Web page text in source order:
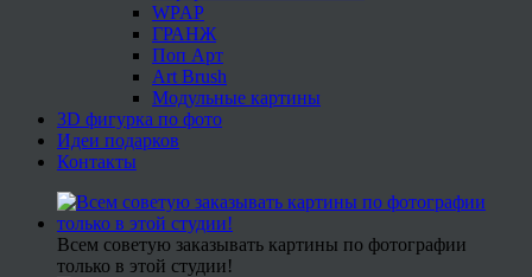
WPAP
ГРАНЖ
Поп Арт
Art Brush
Модульные картины
3D фигурка по фото
Идеи подарков
Контакты
Всем советую заказывать картины по фотографии
только в этой студии!